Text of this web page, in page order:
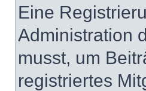
Eine
Administration
musst, um
registriertes